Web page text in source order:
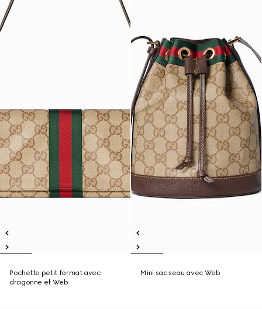
Pochette petit format avec
dragonne et Web
Mini sac seau avec Web